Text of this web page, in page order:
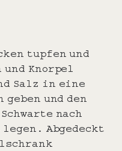
tupfen und
Knorpel
Salz in eine
und den
nach
Abgedeckt